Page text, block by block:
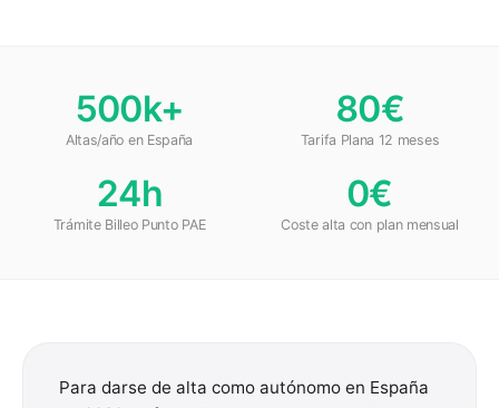
500k+
Altas/año en España
80€
Tarifa Plana 12 meses
24h
Trámite Billeo Punto PAE
0€
Coste alta con plan mensual
Para darse de alta como autónomo en España